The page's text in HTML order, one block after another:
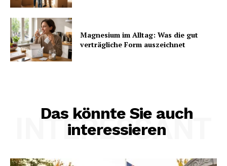
Magnesium im Alltag: Was die gut
verträgliche Form auszeichnet
Das könnte Sie auch
interessieren
INTERESSANT